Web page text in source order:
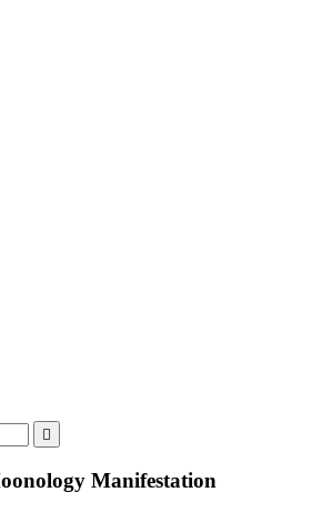

Manifestation